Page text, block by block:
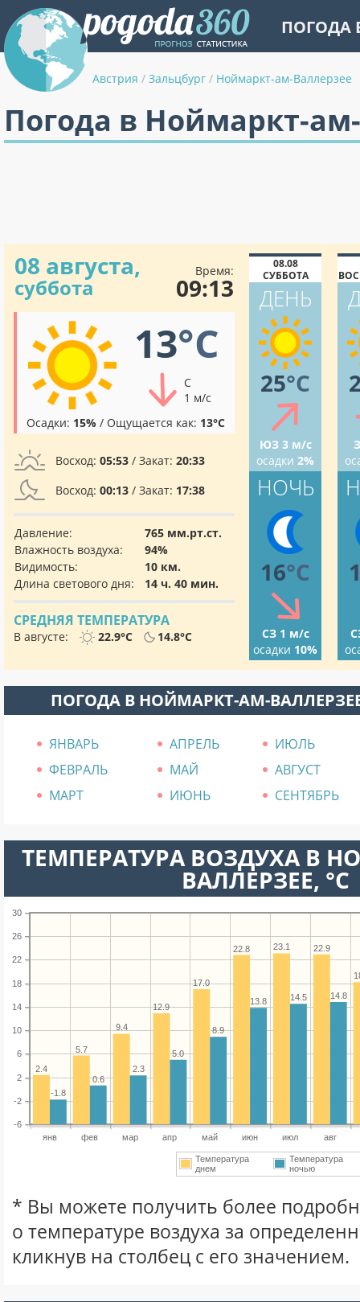
ПОГОДА
Австрия / Зальцбург / Ноймаркт-ам-Валлерзее
Погода в Ноймаркт-
08 августа,
суббота
Время:
09:13
13°C
С
1 м/с
Осадки: 15% / Ощущается как: 13°C
Восход: 05:53 / Закат: 20:33
Восход: 00:13 / Закат: 17:38
Давление:
765 мм.рт.ст.
Влажность воздуха:
94%
Видимость:
10 км.
Длина светового дня:
14 ч. 40 мин.
СРЕДНЯЯ ТЕМПЕРАТУРА
В августе: 22.9°C 14.8°C
08.08
СУББОТА
ДЕНЬ
25°C
ЮЗ 3 м/с
осадки 2%
НОЧЬ
16°C
СЗ 1 м/с
осадки 10%
ПОГОДА В НОЙМАРКТ-АМ-
ЯНВАРЬ АПРЕЛЬ
ИЮЛЬ
ФЕВРАЛЬ
МАЙ
АВГУСТ
МАРТ
ИЮНЬ СЕНТЯБРЬ
ТЕМПЕРАТУРА ВОЗДУХА В
ВАЛЛЕРЗЕЕ, °C
янв фев мар апр май июн июл авг
-6
-2
2
6
10
14
18
22
26
30
22.9
23.1
22.8
17.0
12.9
9.4
5.7
2.4
14.8
14.5
13.8
8.9
5.0
2.3
0.6
-1.8
Температура
днем
Температура
ночью
* Вы можете получить более
о температуре воздуха за
кликнув на столбец с его значением.